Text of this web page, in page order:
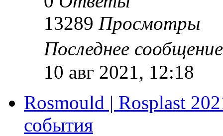
13289 Просмотры
Последнее
10 авг 2021, 12:18
Rosmould | Rosplast
события